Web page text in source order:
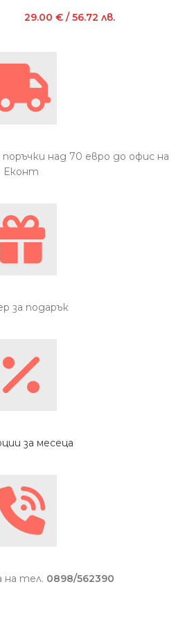
29.00 € / 56.72 лв.
над 70 евро до офис на
Еконт
за подарък
за месеца
на тел. 0898/562390